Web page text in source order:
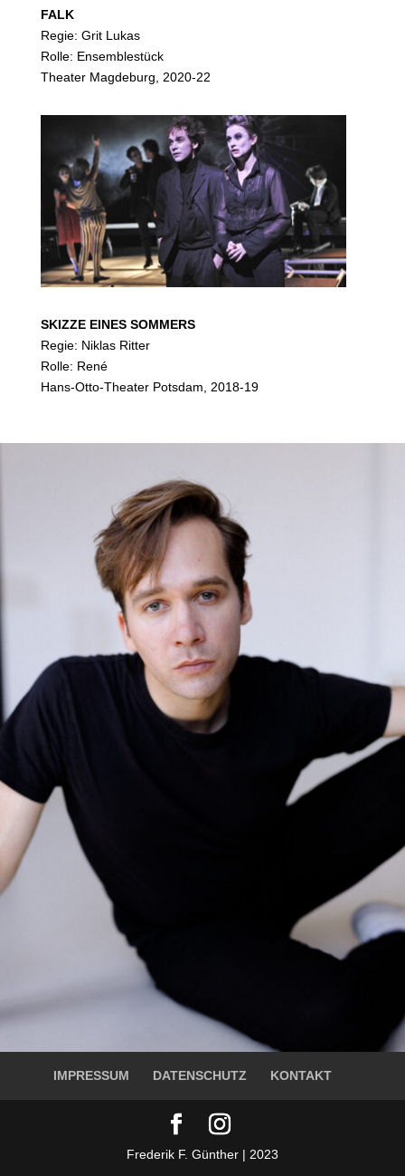
FALK
Regie: Grit Lukas
Rolle: Ensemblestück
Theater Magdeburg, 2020-22
SKIZZE EINES SOMMERS
Regie: Niklas Ritter
Rolle: René
Hans-Otto-Theater Potsdam, 2018-19
IMPRESSUM DATENSCHUTZ KONTAKT
Frederik F. Günther | 2023